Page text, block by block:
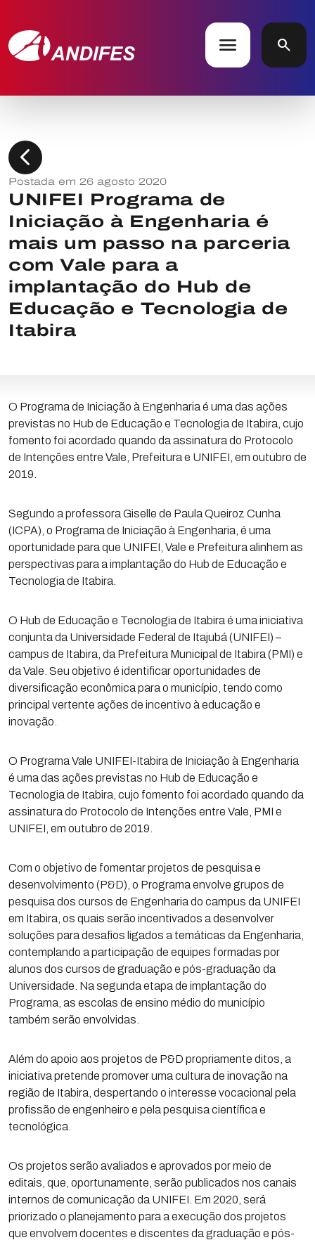
menu search
chevron_left
Postada em 26 agosto 2020
UNIFEI Programa de
Iniciação à Engenharia é
mais um passo na parceria
com Vale para a
implantação do Hub de
Educação e Tecnologia de
Itabira
O Programa de Iniciação à Engenharia é uma das ações
previstas no Hub de Educação e Tecnologia de Itabira, cujo
fomento foi acordado quando da assinatura do Protocolo
de Intenções entre Vale, Prefeitura e UNIFEI, em outubro de
2019.
Segundo a professora Giselle de Paula Queiroz Cunha
(ICPA), o Programa de Iniciação à Engenharia, é uma
oportunidade para que UNIFEI, Vale e Prefeitura alinhem as
perspectivas para a implantação do Hub de Educação e
Tecnologia de Itabira.
O Hub de Educação e Tecnologia de Itabira é uma iniciativa
conjunta da Universidade Federal de Itajubá (UNIFEI) –
campus de Itabira, da Prefeitura Municipal de Itabira (PMI) e
da Vale. Seu objetivo é identificar oportunidades de
diversificação econômica para o município, tendo como
principal vertente ações de incentivo à educação e
inovação.
O Programa Vale UNIFEI-Itabira de Iniciação à Engenharia
é uma das ações previstas no Hub de Educação e
Tecnologia de Itabira, cujo fomento foi acordado quando da
assinatura do Protocolo de Intenções entre Vale, PMI e
UNIFEI, em outubro de 2019.
Com o objetivo de fomentar projetos de pesquisa e
desenvolvimento (P&D), o Programa envolve grupos de
pesquisa dos cursos de Engenharia do campus da UNIFEI
em Itabira, os quais serão incentivados a desenvolver
soluções para desafios ligados a temáticas da Engenharia,
contemplando a participação de equipes formadas por
alunos dos cursos de graduação e pós-graduação da
Universidade. Na segunda etapa de implantação do
Programa, as escolas de ensino médio do município
também serão envolvidas.
Além do apoio aos projetos de P&D propriamente ditos, a
iniciativa pretende promover uma cultura de inovação na
região de Itabira, despertando o interesse vocacional pela
profissão de engenheiro e pela pesquisa científica e
tecnológica.
Os projetos serão avaliados e aprovados por meio de
editais, que, oportunamente, serão publicados nos canais
internos de comunicação da UNIFEI. Em 2020, será
priorizado o planejamento para a execução dos projetos
que envolvem docentes e discentes da graduação e pós-